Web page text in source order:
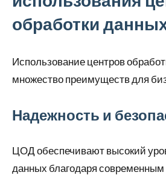
обработки
Использование центров
множество преимуществ для
Надежность и
ЦОД обеспечивают высокий
данных благодаря